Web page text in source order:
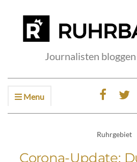
Journalisten
Menu
Ruhrgebiet
Corona-Update: